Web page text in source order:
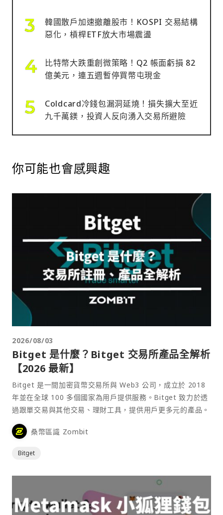
韓國散戶加速撤離股市！KOSPI 交易結構
惡化，槓桿ETF放大市場震盪
比特幣大跌重創微策略！Q2 帳面虧損 82
億美元，連五週暫停買幣屯現金
Coldcard冷錢包漏洞延燒！損失擴大至近
九千萬鎂，投資人反向湧入交易所避險
你可能也會感興趣
2026/08/03
Bitget 是什麼？Bitget 交易所產品全解析
【2026 最新】
Bitget 是一間加密貨幣交易所與 Web3 公司，成立於 2018
年並在全球 100 多個國家為用戶提供服務。Bitget 致力於透
過跟單交易與其他交易、理財工具，提供用戶更多元的產品。
桑幣區識 Zombit
Bitget